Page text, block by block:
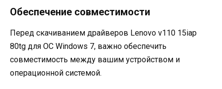
Обеспечение совместимости
Перед скачиванием драйверов Lenovo v110 15iap
80tg для ОС Windows 7, важно обеспечить
совместимость между вашим устройством и
операционной системой.